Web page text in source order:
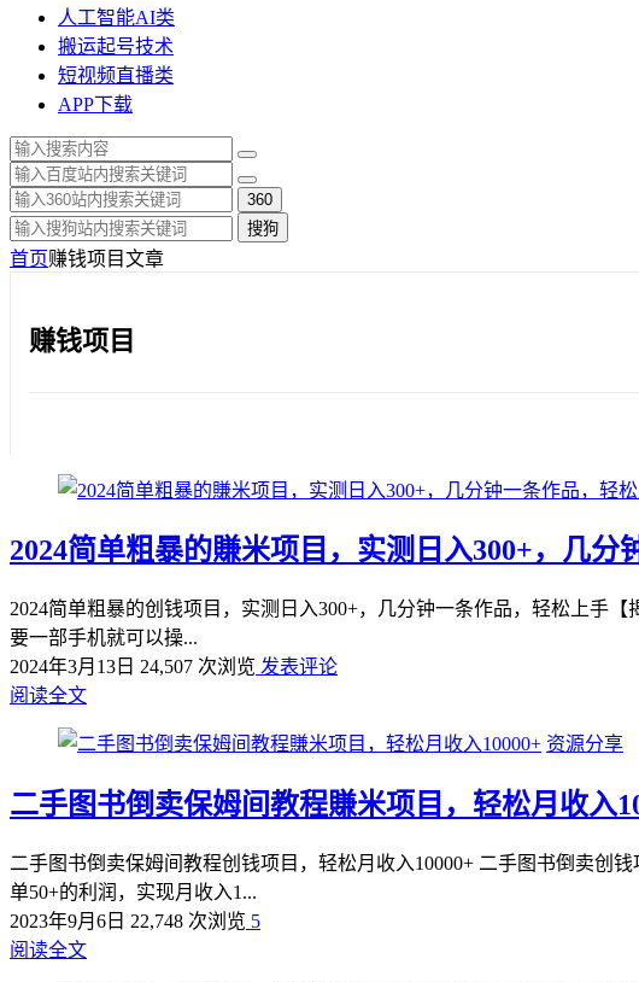
人工智能AI类
搬运起号技术
短视频直播类
APP下载
360
搜狗
首页赚钱项目文章
赚钱项目
2024简单粗暴的賺米项目，实测日入300+，几分
2024简单粗暴的创钱项目，实测日入300+，几分钟一条作品，轻松上手
要一部手机就可以操...
2024年3月13日 24,507 次浏览 发表评论
阅读全文
资源分享
二手图书倒卖保姆间教程賺米项目，轻松月收入
二手图书倒卖保姆间教程创钱项目，轻松月收入10000+ 二手图书倒卖创
单50+的利润，实现月收入1...
2023年9月6日 22,748 次浏览 5
阅读全文